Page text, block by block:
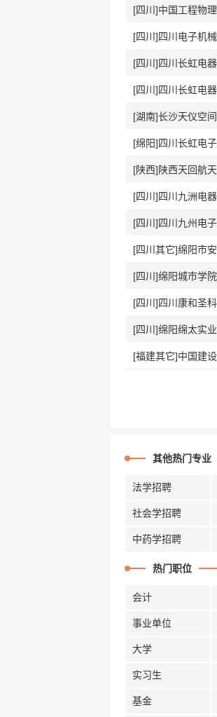
[四川]中国工程物
[四川]四川电子机
[四川]四川长虹电
[四川]四川长虹电
[湖南]长沙天仪空
[绵阳]四川长虹电
[陕西]陕西天回航
[四川]四川九洲电
[四川]四川九州电
[四川其它]绵阳市
[四川]绵阳城市学院
[四川]四川康和圣
[四川]绵阳绵太实
[福建其它]中国建
其他热门专业
法学招聘
社会学招聘
中药学招聘
热门职位
会计
事业单位
大学
实习生
基金